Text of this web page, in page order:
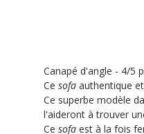
Canapé d'angle - 4/5
Ce sofa authentique
Ce superbe modèle
l'aideront à trouver
Ce sofa est à la fois